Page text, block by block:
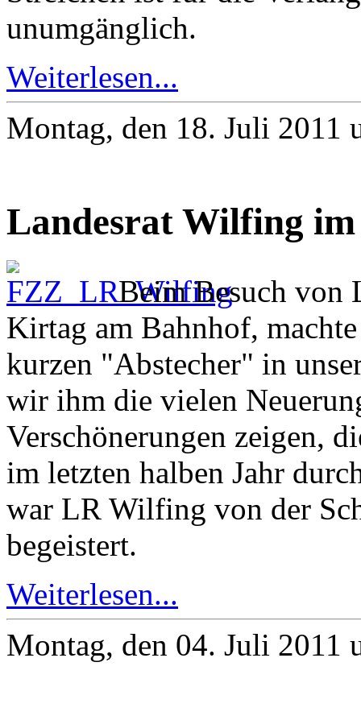
unumgänglich.
Weiterlesen...
Montag, den 18. Juli 2011
Landesrat Wilfing
Beim Besuch von
Kirtag am Bahnhof,
kurzen "Abstecher" in
wir ihm die vielen
Verschönerungen zeigen,
im letzten halben Jahr
war LR Wilfing von der
begeistert.
Weiterlesen...
Montag, den 04. Juli 2011